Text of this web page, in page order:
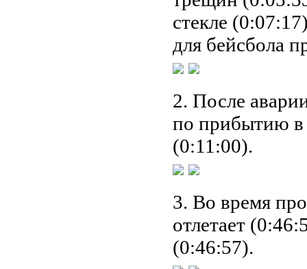
стекле
для бейсбола
2. После
по прибытию в
(0:11:00).
3. Во время
отлетает
(0:46:57).